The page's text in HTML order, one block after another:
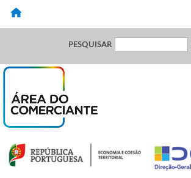
PESQUISAR